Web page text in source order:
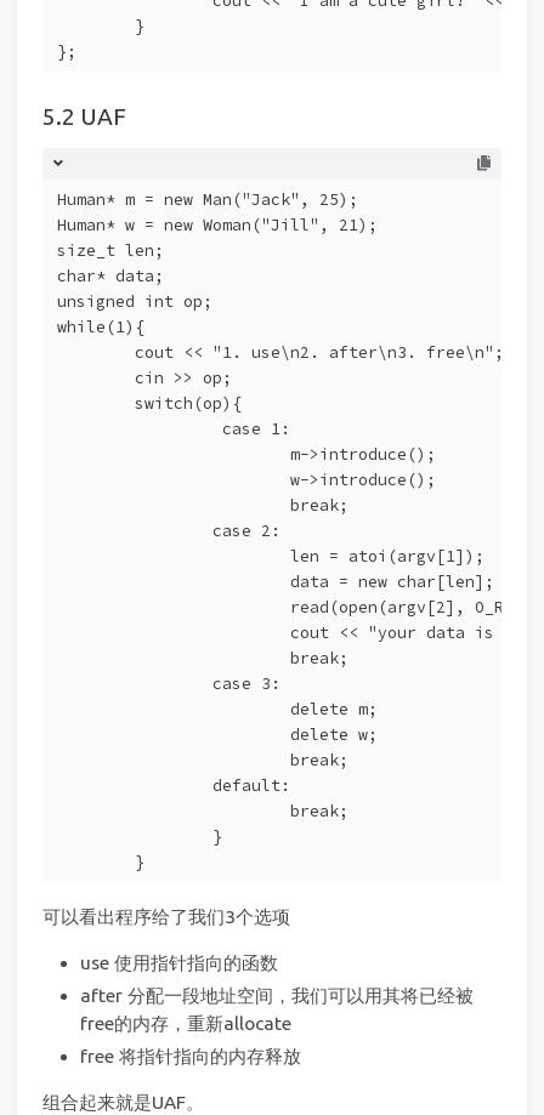
        }
};
UAF
Human* m = new Man("Jack", 25);
Human* w = new Woman("Jill", 21);
size_t len;
char* data;
unsigned int op;
while(1){
        cout << "1. use\n2. after\n3. free\n";
        cin >> op;
        switch(op){
                 case 1:
                        m->introduce();
                        w->introduce();
                        break;
                case 2:
                        len = atoi(argv[1]);
                        data = new char[len];
read(open(argv[2],
cout << "your data is
                        break;
                case 3:
                        delete m;
                        delete w;
                        break;
                default:
                        break;
                }
        }
可以看出程序给了我们3个选项
use 使用指针指向的函数
after 分配一段地址空间，我们可以用其将已经被
free的内存，重新allocate
free 将指针指向的内存释放
组合起来就是UAF。